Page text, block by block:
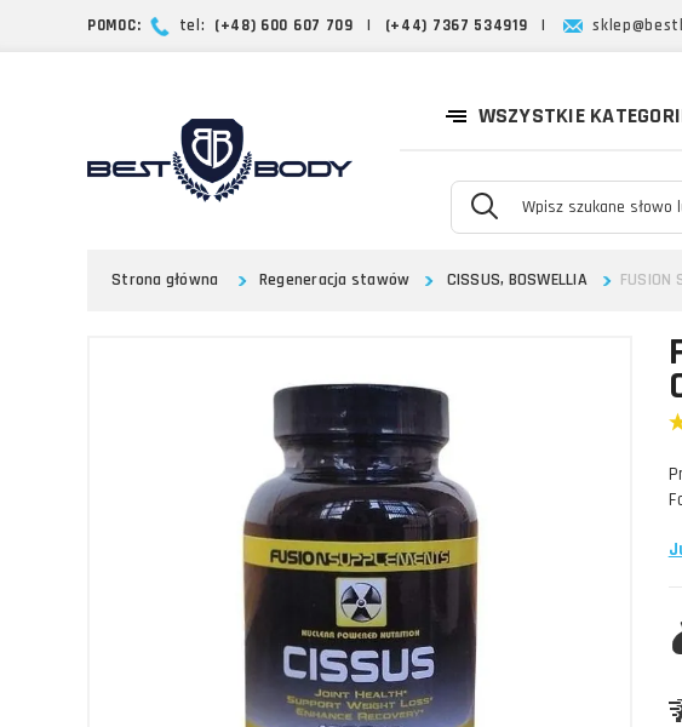
POMOC: tel: (+48) 600 607 709 | (+44) 7367 534919 |
WSZYSTKIE
Strona główna Regeneracja stawów CISSUS, BOSWELLIA FUSION